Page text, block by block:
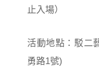
止入場）
活動地點：駁二
勇路1號)